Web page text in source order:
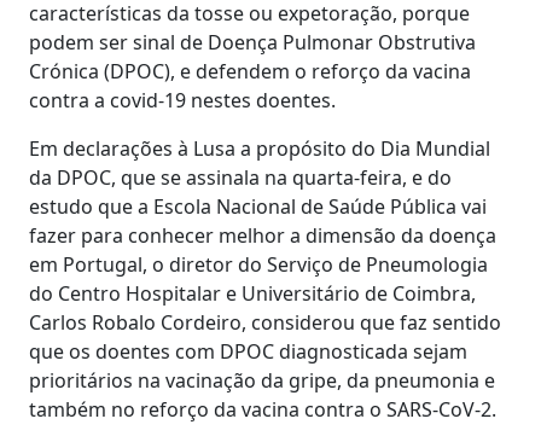
características da tosse ou expetoração, porque
podem ser sinal de Doença Pulmonar Obstrutiva
Crónica (DPOC), e defendem o reforço da vacina
contra a covid-19 nestes doentes.
Em declarações à Lusa a propósito do Dia Mundial
da DPOC, que se assinala na quarta-feira, e do
estudo que a Escola Nacional de Saúde Pública vai
fazer para conhecer melhor a dimensão da doença
em Portugal, o diretor do Serviço de Pneumologia
do Centro Hospitalar e Universitário de Coimbra,
Carlos Robalo Cordeiro, considerou que faz sentido
que os doentes com DPOC diagnosticada sejam
prioritários na vacinação da gripe, da pneumonia e
também no reforço da vacina contra o SARS-CoV-2.